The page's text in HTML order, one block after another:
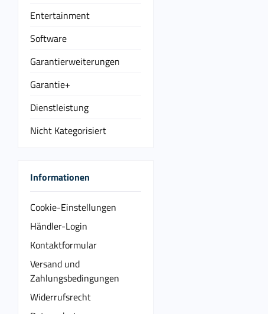
Entertainment
Software
Garantierweiterungen
Garantie+
Dienstleistung
Nicht Kategorisiert
Informationen
Cookie-Einstellungen
Händler-Login
Kontaktformular
Versand und
Zahlungsbedingungen
Widerrufsrecht